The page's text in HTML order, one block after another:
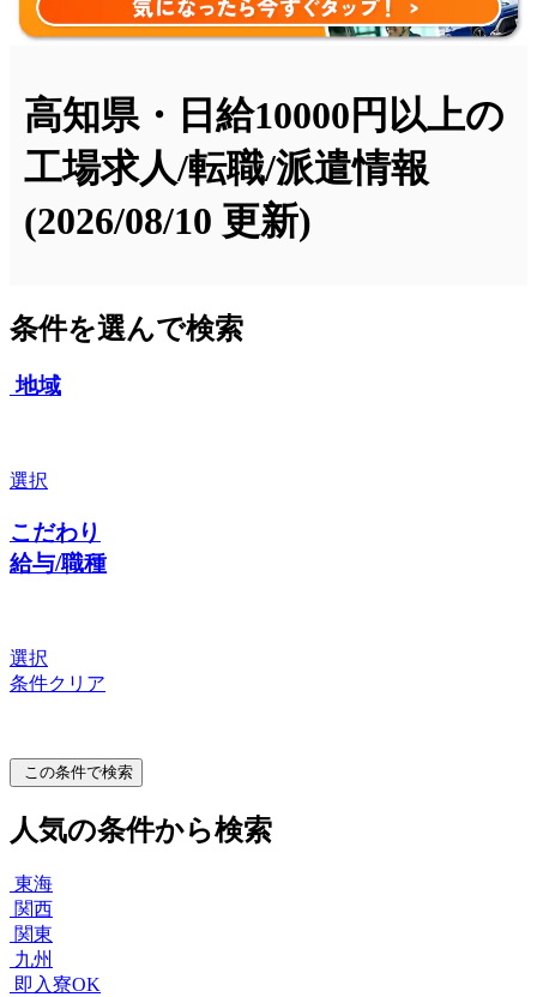
高知県・日給10000円以上の
工場求人/転職/派遣情報
(2026/08/10 更新)
条件を選んで検索
地域
選択
こだわり
給与/職種
選択
条件クリア
この条件で検索
人気の条件から検索
東海
関西
関東
九州
即入寮OK